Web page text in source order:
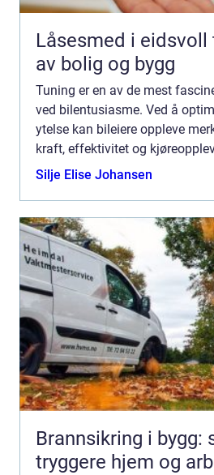
Låsesmed i eidsvoll trygg sikring
av bolig og bygg
Tuning er en av de mest
ved bilentusiasme. Ved å
ytelse kan bileiere oppleve
kraft, effektivitet og
å ø...
Silje Elise Johansen
Brannsikring i bygg:
tryggere hjem og